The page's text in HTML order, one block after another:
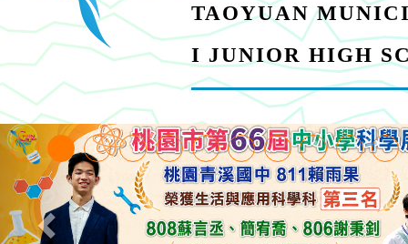
TAOYUAN
I JUNIOR HIGH